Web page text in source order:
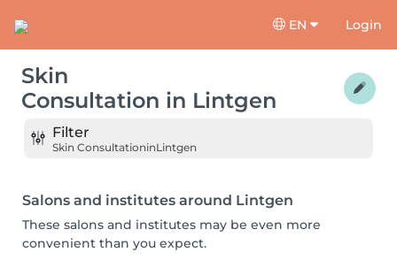
EN Login
Skin
Consultation in Lintgen
Filter
Skin ConsultationinLintgen
Salons and institutes around Lintgen
These salons and institutes may be even more
convenient than you expect.